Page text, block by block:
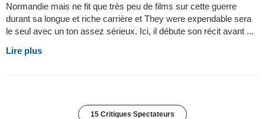
Normandie mais ne fit que très peu de films sur cette guerre
durant sa longue et riche carrière et They were expendable sera
le seul avec un ton assez sérieux. Ici, il débute son récit avant ...
Lire plus
15 Critiques Spectateurs